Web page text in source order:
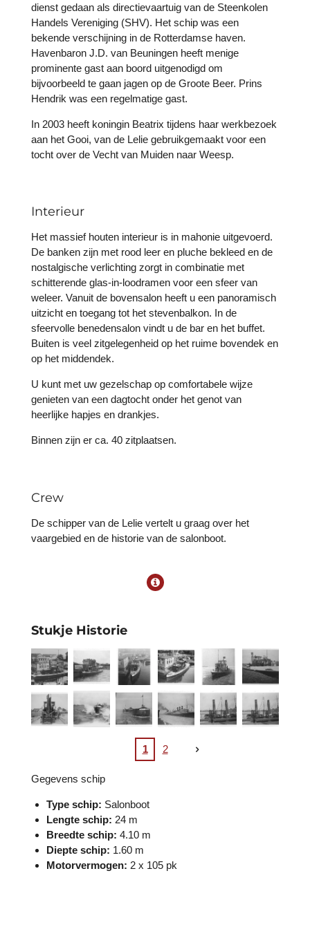
dienst gedaan als directievaartuig van de Steenkolen
Handels Vereniging (SHV). Het schip was een
bekende verschijning in de Rotterdamse haven.
Havenbaron J.D. van Beuningen heeft menige
prominente gast aan boord uitgenodigd om
bijvoorbeeld te gaan jagen op de Groote Beer. Prins
Hendrik was een regelmatige gast.
In 2003 heeft koningin Beatrix tijdens haar werkbezoek
aan het Gooi, van de Lelie gebruikgemaakt voor een
tocht over de Vecht van Muiden naar Weesp.
Interieur
Het massief houten interieur is in mahonie uitgevoerd.
De banken zijn met rood leer en pluche bekleed en de
nostalgische verlichting zorgt in combinatie met
schitterende glas-in-loodramen voor een sfeer van
weleer. Vanuit de bovensalon heeft u een panoramisch
uitzicht en toegang tot het stevenbalkon. In de
sfeervolle benedensalon vindt u de bar en het buffet.
Buiten is veel zitgelegenheid op het ruime bovendek en
op het middendek.
U kunt met uw gezelschap op comfortabele wijze
genieten van een dagtocht onder het genot van
heerlijke hapjes en drankjes.
Binnen zijn er ca. 40 zitplaatsen.
Crew
De schipper van de Lelie vertelt u graag over het
vaargebied en de historie van de salonboot.
Stukje Historie
1 2
Gegevens schip
Type schip: Salonboot
Lengte schip: 24 m
Breedte schip: 4.10 m
Diepte schip: 1.60 m
Motorvermogen: 2 x 105 pk